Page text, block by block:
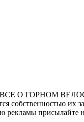
О ГОРНОМ
собственностью их
рекламы присылайте